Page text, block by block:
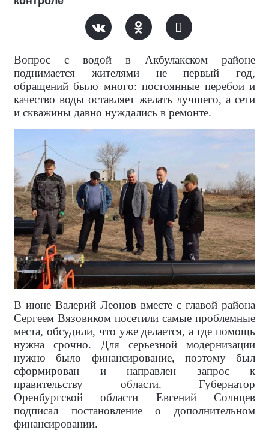
Вопрос с водой в Акбулакском районе
поднимается жителями не первый год,
обращений было много: постоянные перебои и
качество воды оставляет желать лучшего, а сети
и скважины давно нуждались в ремонте.
В июне Валерий Леонов вместе с главой района
Сергеем Вязовиком посетили самые проблемные
места, обсудили, что уже делается, а где помощь
нужна срочно. Для серьезной модернизации
нужно было финансирование, поэтому был
сформирован и направлен запрос к
правительству области. Губернатор
Оренбургской области Евгений Солнцев
подписал постановление о дополнительном
финансировании.